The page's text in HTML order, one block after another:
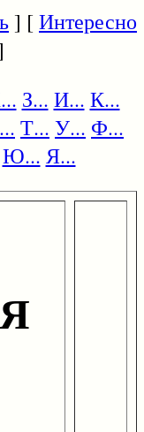
] [Интересно
З... И... К...
Т... У... Ф...
Ю... Я...